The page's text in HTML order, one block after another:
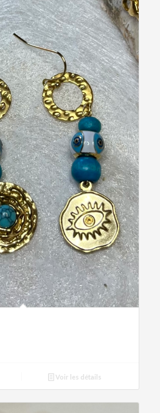
Voir les détails